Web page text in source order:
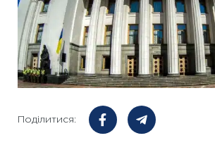
Поділитися: